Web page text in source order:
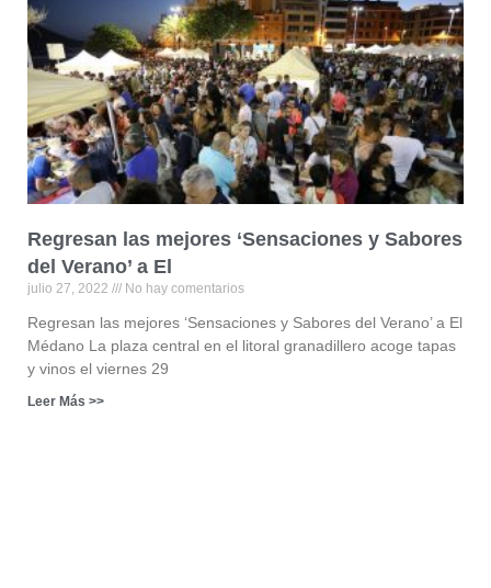
Regresan las mejores ‘Sensaciones y Sabores
del Verano’ a El
julio 27, 2022 No hay comentarios
Regresan las mejores ‘Sensaciones y Sabores del Verano’ a El
Médano La plaza central en el litoral granadillero acoge tapas
y vinos el viernes 29
Leer Más >>